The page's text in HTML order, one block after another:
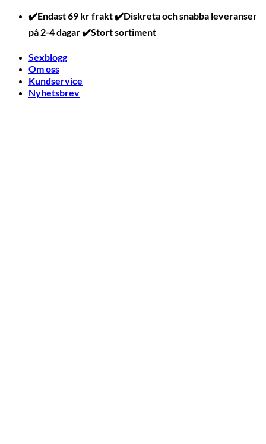
Skip
content
✔️Endast 69 kr frakt ✔️Diskreta och snabba leveranser
på 2-4 dagar ✔️Stort sortiment
Sexblogg
Om oss
Kundservice
Nyhetsbrev